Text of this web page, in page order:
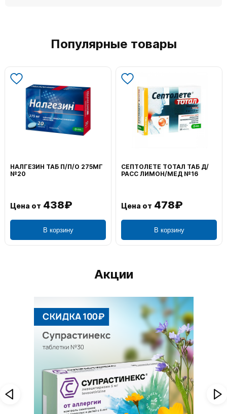
Популярные товары
НАЛГЕЗИН ТАБ П/П/О 275МГ
№20
Цена от 438₽
В корзину
СЕПТОЛЕТЕ ТОТАЛ ТАБ Д/
РАСС ЛИМОН/МЕД №16
Цена от 478₽
В корзину
Акции